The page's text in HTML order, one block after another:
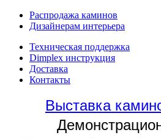
Распродажа каминов
Дизайнерам интерьера
Техническая поддержка
Dimplex инструкция
Доставка
Контакты
Выставка